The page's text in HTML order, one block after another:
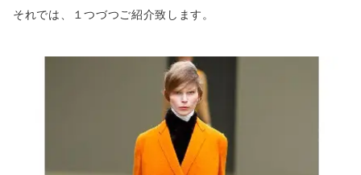
それでは、１つづつご紹介致します。